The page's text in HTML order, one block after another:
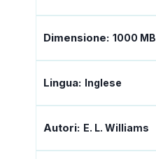
Dimensione: 1000 MB
Lingua: Inglese
Autori: E. L. Williams